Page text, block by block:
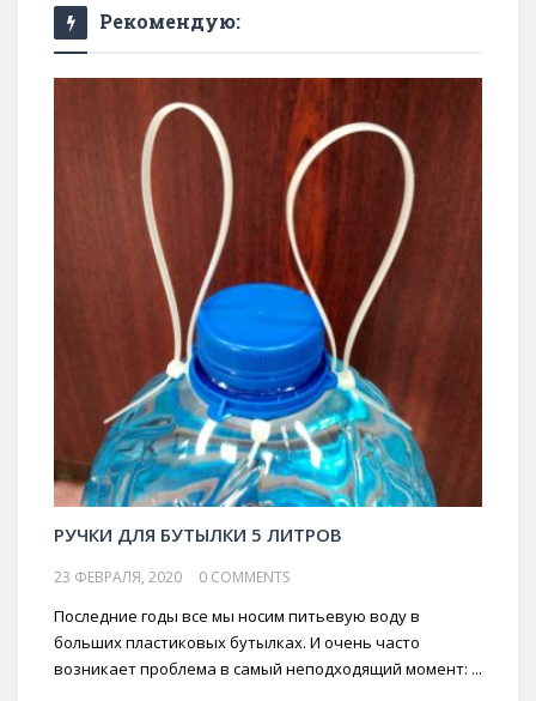
Рекомендую:
РУЧКИ ДЛЯ БУТЫЛКИ 5 ЛИТРОВ
23 ФЕВРАЛЯ, 2020 0 COMMENTS
Последние годы все мы носим питьевую воду в
больших пластиковых бутылках. И очень часто
возникает проблема в самый неподходящий момент: ...